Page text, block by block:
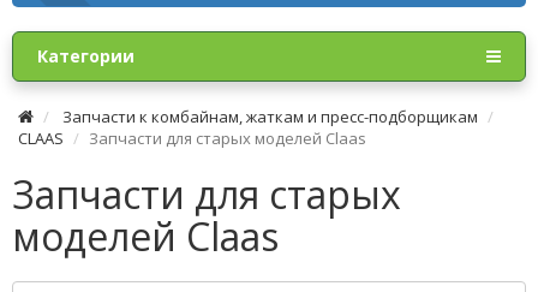
Категории
Запчасти к комбайнам, жаткам и пресс-подборщикам
CLAAS
Запчасти для старых моделей Claas
Запчасти для старых
моделей Claas